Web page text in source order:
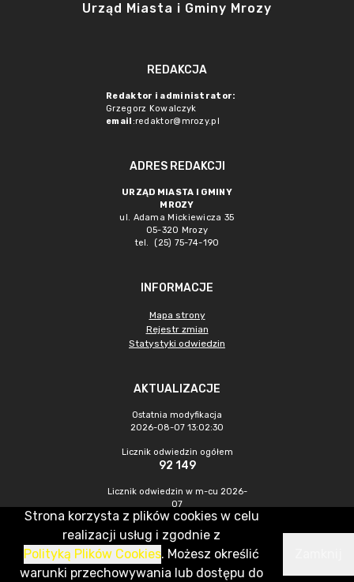
Urząd Miasta i Gminy Mrozy
REDAKCJA
Redaktor i administrator:
Grzegorz Kowalczyk
email :redaktor@mrozy.pl
ADRES REDAKCJI
URZĄD MIASTA I GMINY
MROZY
ul. Adama Mickiewicza 35
05-320 Mrozy
tel. (25) 75-74-190
INFORMACJE
Mapa strony
Rejestr zmian
Statystyki odwiedzin
AKTUALIZACJE
Ostatnia modyfikacja
2026-08-07 13:02:30
Licznik odwiedzin ogółem
92 149
Licznik odwiedzin w m-cu 2026-
07
447
CMS & Hosting: Nefeni Sp. z o.o.
Strona korzysta z plików cookies w celu
realizacji usług i zgodnie z
Polityką Plików Cookies. Możesz określić
warunki przechowywania lub dostępu do